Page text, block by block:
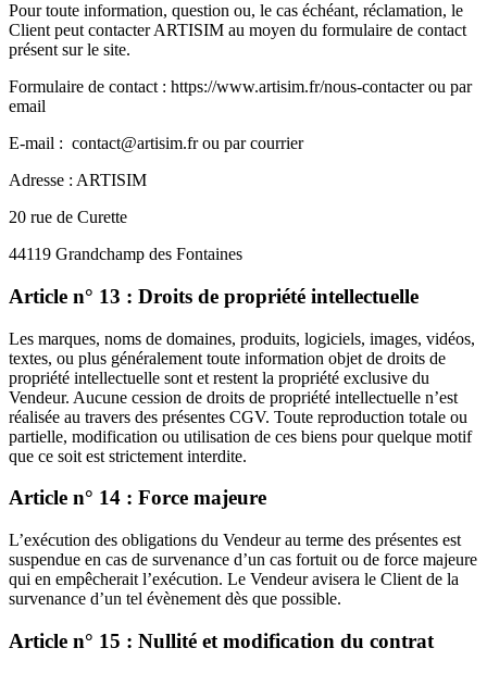
Pour toute information, question ou, le cas échéant, réclamation, le
Client peut contacter ARTISIM au moyen du formulaire de contact
présent sur le site.
Formulaire de contact : https://www.artisim.fr/nous-contacter ou par
email
E-mail : contact@artisim.fr ou par courrier
Adresse : ARTISIM
20 rue de Curette
44119 Grandchamp des Fontaines
Article n° 13 : Droits de propriété intellectuelle
Les marques, noms de domaines, produits, logiciels, images, vidéos,
textes, ou plus généralement toute information objet de droits de
propriété intellectuelle sont et restent la propriété exclusive du
Vendeur. Aucune cession de droits de propriété intellectuelle n’est
réalisée au travers des présentes CGV. Toute reproduction totale ou
partielle, modification ou utilisation de ces biens pour quelque motif
que ce soit est strictement interdite.
Article n° 14 : Force majeure
L’exécution des obligations du Vendeur au terme des présentes est
suspendue en cas de survenance d’un cas fortuit ou de force majeure
qui en empêcherait l’exécution. Le Vendeur avisera le Client de la
survenance d’un tel évènement dès que possible.
Article n° 15 : Nullité et modification du contrat